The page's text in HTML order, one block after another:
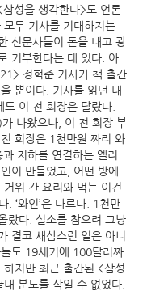
성을 생각한다>도 언론
두 기사를 기대하지는
신문사들이 돈을 내고 광
거부한다는 데 있다. 아
정혁준 기사가 책 출간
뿐이다. 기사를 읽던 내
이 전 회장은 달랐다.
나왔으나, 이 전 회장 부
회장은 1천만원 짜리 와
지하를 연결하는 엘리
이 만들었고, 어떤 방에
위 간 요리와 먹는 이건
. ‘와인’은 다르다. 1천만
랐다. 실소를 참으려 그냥
결코 새삼스런 일은 아니
도 19세기에 100달러짜
지만 최근 출간된 <삼성
분노를 삭일 수 없었다.